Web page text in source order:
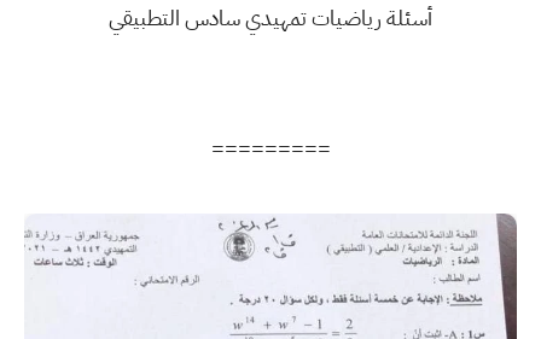
أسئلة رياضيات تمهيدي سادس التطبيقي
=========